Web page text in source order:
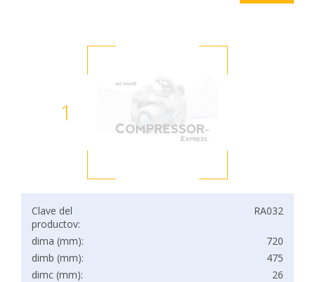
1
Clave del
productov:
RA032
dima (mm):
720
dimb (mm):
475
dimc (mm):
26